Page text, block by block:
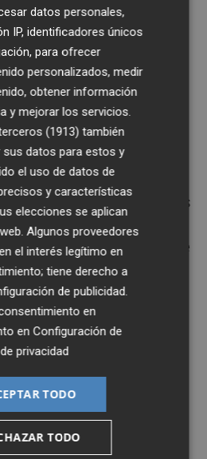
la tauromaquia, la
general, con los
que defiende y
a esta
han hecho campaña
-tanto en activo como
profesionalmente de los
ha asegurado que
como aficionado" sigue
cien el mundo del toro"
es "parte de la cultura
los toros", ahora que
estar muy
cultura".
ruedos
vistió el terno de
datos personales,
IP, identificadores únicos
para ofrecer
personalizados, medir
obtener información
y mejorar los servicios.
(1913) también
sus datos para estos y
el uso de datos de
y características
elecciones se aplican
Algunos proveedores
el interés legítimo en
tiene derecho a
de publicidad
en
enConfiguración de
privacidad
TODO
TODO